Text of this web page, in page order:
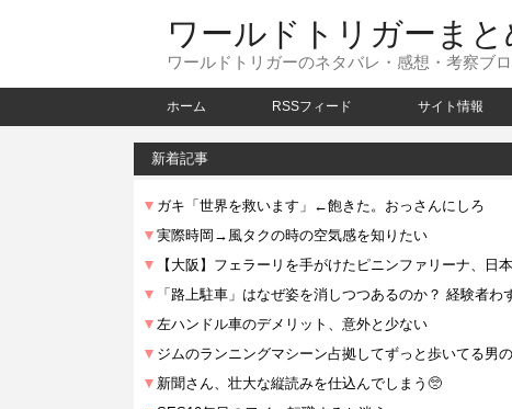
ワールドトリガーま
ワールドトリガーのネタバレ・感想・考察ブ
ホーム RSSフィード サイト情報
新着記事